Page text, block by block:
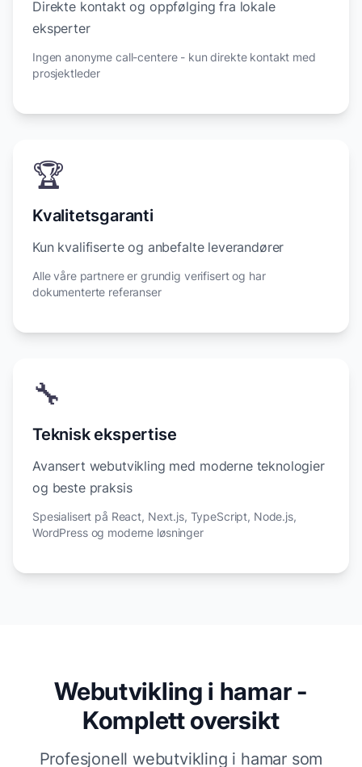
Direkte kontakt og oppfølging fra lokale
eksperter
Ingen anonyme call-centere - kun direkte kontakt med
prosjektleder
🏆
Kvalitetsgaranti
Kun kvalifiserte og anbefalte leverandører
Alle våre partnere er grundig verifisert og har
dokumenterte referanser
🔧
Teknisk ekspertise
Avansert webutvikling med moderne teknologier
og beste praksis
Spesialisert på React, Next.js, TypeScript, Node.js,
WordPress og moderne løsninger
Webutvikling i hamar -
Komplett oversikt
Profesjonell webutvikling i hamar som